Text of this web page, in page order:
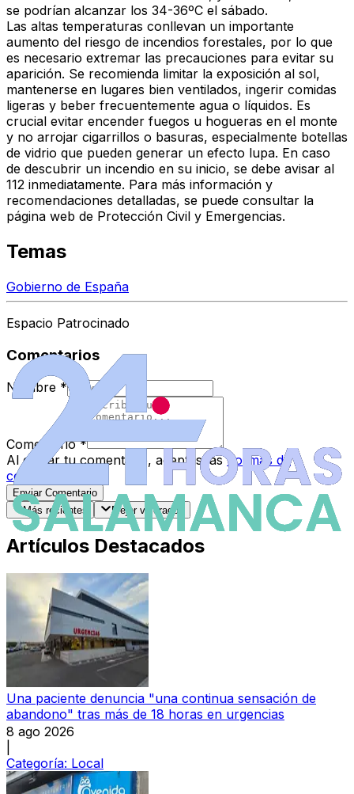
se podrían alcanzar los 34-36ºC el sábado.
Las altas temperaturas conllevan un importante
aumento del riesgo de incendios forestales, por lo que
es necesario extremar las precauciones para evitar su
aparición. Se recomienda limitar la exposición al sol,
mantenerse en lugares bien ventilados, ingerir comidas
ligeras y beber frecuentemente agua o líquidos. Es
crucial evitar encender fuegos u hogueras en el monte
y no arrojar cigarrillos o basuras, especialmente botellas
de vidrio que pueden generar un efecto lupa. En caso
de descubrir un incendio en su inicio, se debe avisar al
112 inmediatamente. Para más información y
recomendaciones detalladas, se puede consultar la
página web de Protección Civil y Emergencias.
Temas
Gobierno de España
Espacio Patrocinado
Comentarios
Nombre *
Comentario *
Al enviar tu comentario, aceptas las normas de
comentarios
Enviar Comentario
Más recientes
Mejor valorados
Artículos Destacados
Una paciente denuncia "una continua sensación de
abandono" tras más de 18 horas en urgencias
8 ago 2026
Categoría: Local